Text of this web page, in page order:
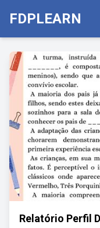
FDPLEARN
Relatório Perfil